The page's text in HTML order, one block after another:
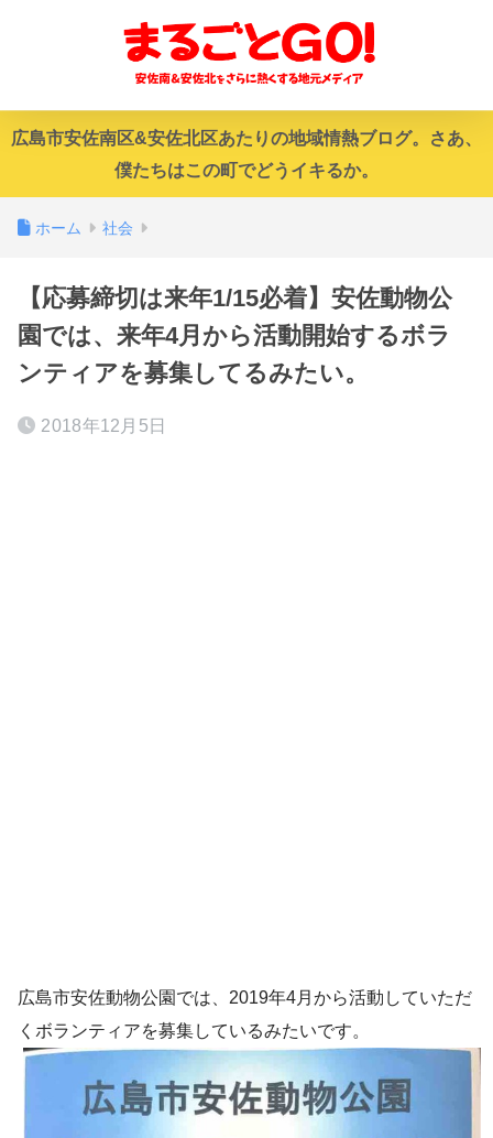
広島市安佐南区&安佐北区あたりの地域情熱ブログ。さあ、
僕たちはこの町でどうイキるか。
ホーム 社会
【応募締切は来年1/15必着】安佐動物公
園では、来年4月から活動開始するボラ
ンティアを募集してるみたい。
2018年12月5日
広島市安佐動物公園では、2019年4月から活動していただ
くボランティアを募集しているみたいです。